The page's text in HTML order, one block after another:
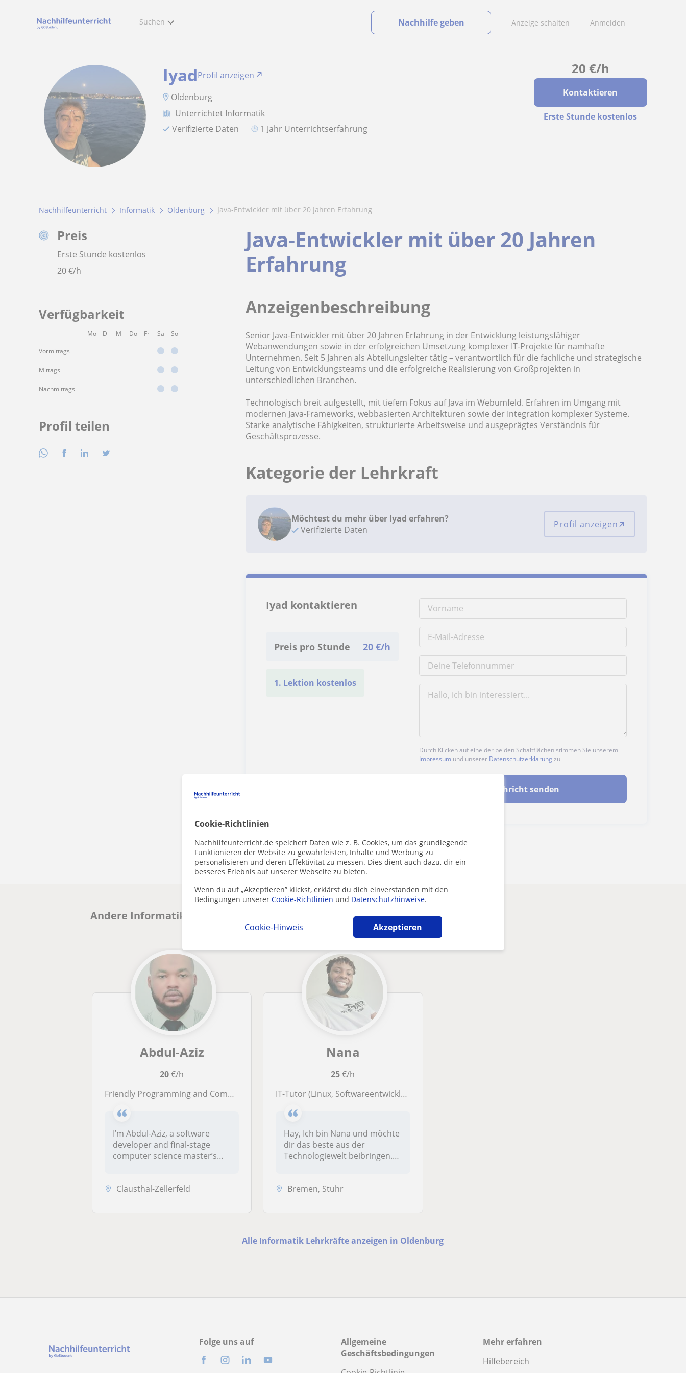
Cookie-Richtlinien
Nachhilfeunterricht.de speichert Daten wie z. B. Cookies, um das grundlegende
Funktionieren der Website zu gewährleisten, Inhalte und Werbung zu
personalisieren und deren Effektivität zu messen. Dies dient auch dazu, dir ein
besseres Erlebnis auf unserer Webseite zu bieten.
Wenn du auf „Akzeptieren” klickst, erklärst du dich einverstanden mit den
Bedingungen unserer Cookie-Richtlinien und Datenschutzhinweise.
Cookie-Hinweis Akzeptieren
Suchen Anzeige schalten Anmelden
Nachhilfe geben
20 €/h
Kontaktieren
Erste Stunde kostenlos
IyadProfil anzeigen
Oldenburg
Unterrichtet Informatik
Verifizierte Daten
1 Jahr Unterrichtserfahrung
Nachhilfeunterricht Informatik Oldenburg Java-Entwickler mit über 20 Jahren Erfahrung
Preis
Erste Stunde kostenlos
20€/h
Verfügbarkeit
Mo Di Mi Do Fr Sa So
Vormittags
Mittags
Nachmittags
Profil teilen
Java-Entwickler mit über 20 Jahren
Erfahrung
Anzeigenbeschreibung
Senior Java-Entwickler mit über 20 Jahren Erfahrung in der Entwicklung leistungsfähiger
Webanwendungen sowie in der erfolgreichen Umsetzung komplexer IT-Projekte für namhafte
Unternehmen. Seit 5 Jahren als Abteilungsleiter tätig – verantwortlich für die fachliche und strategische
Leitung von Entwicklungsteams und die erfolgreiche Realisierung von Großprojekten in
unterschiedlichen Branchen.
Technologisch breit aufgestellt, mit tiefem Fokus auf Java im Webumfeld. Erfahren im Umgang mit
modernen Java-Frameworks, webbasierten Architekturen sowie der Integration komplexer Systeme.
Starke analytische Fähigkeiten, strukturierte Arbeitsweise und ausgeprägtes Verständnis für
Geschäftsprozesse.
Kategorie der Lehrkraft
Möchtest du mehr über Iyad erfahren?
Verifizierte Daten
Profil anzeigen
Iyad kontaktieren
Preis pro Stunde 20 €/h
1. Lektion kostenlos
Durch Klicken auf eine der beiden Schaltflächen stimmen Sie unserem
Impressum und unserer Datenschutzerklärung zu
Nachricht senden
Enthält dieses Profil einen Fehler? Melden
Andere Informatik-lehrer in Oldenburg die dich interessieren könnten
Abdul-Aziz
20€/h
Friendly Programming and Computer Science Tutor for Students and Beginners
I’m Abdul-Aziz, a software
developer and final-stage
computer science master’s
Clausthal-Zellerfeld
Nana
25€/h
IT-Tutor (Linux, Softwareentwicklung, LibreOffice, Betriebssysteme, & allgemeine Computer-Kompetenz)
Hay, Ich bin Nana und möchte
dir das beste aus der
Technologiewelt beibringen.
Bremen, Stuhr
Alle Informatik Lehrkräfte anzeigen in Oldenburg
Folge uns auf
Allgemeine
Geschäftsbedingungen
Mehr erfahren
Hilfebereich